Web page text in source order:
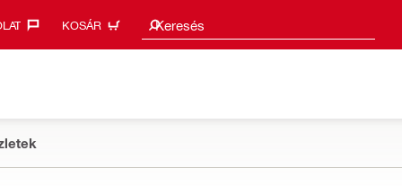
KOSÁR Keresés
Keresési javaslatok